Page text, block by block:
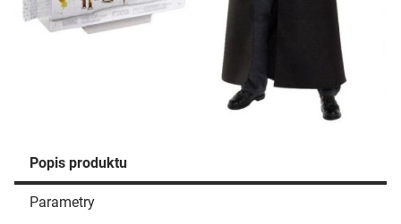
Popis produktu
Parametry